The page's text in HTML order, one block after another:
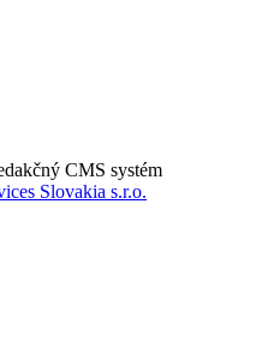
CMS systém
Slovakia s.r.o.